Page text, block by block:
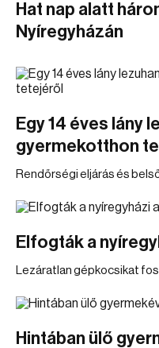
Hat nap alatt
Nyíregyházán
Egy 14 éves lány
gyermekotthon
Rendőrségi eljárás és
Elfogták a
Lezáratlan gépkocsikat
Hintában ülő